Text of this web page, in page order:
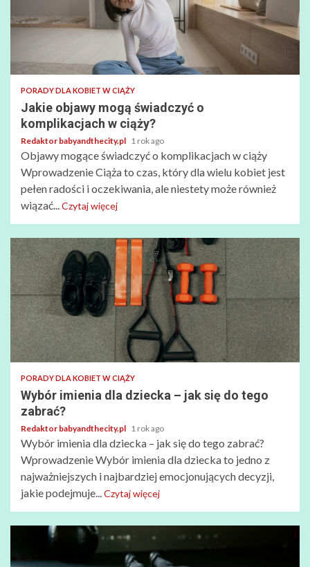
PORADY DLA KOBIET W CIĄŻY
Jakie objawy mogą świadczyć o
komplikacjach w ciąży?
Redaktor babyandthecity.pl 1 rok ago
Objawy mogące świadczyć o komplikacjach w ciąży
Wprowadzenie Ciąża to czas, który dla wielu kobiet jest
pełen radości i oczekiwania, ale niestety może również
wiązać...Czytaj więcej
PORADY DLA KOBIET W CIĄŻY
Wybór imienia dla dziecka – jak się do tego
zabrać?
Redaktor babyandthecity.pl 1 rok ago
Wybór imienia dla dziecka – jak się do tego zabrać?
Wprowadzenie Wybór imienia dla dziecka to jedno z
najważniejszych i najbardziej emocjonujących decyzji,
jakie podejmuje...Czytaj więcej